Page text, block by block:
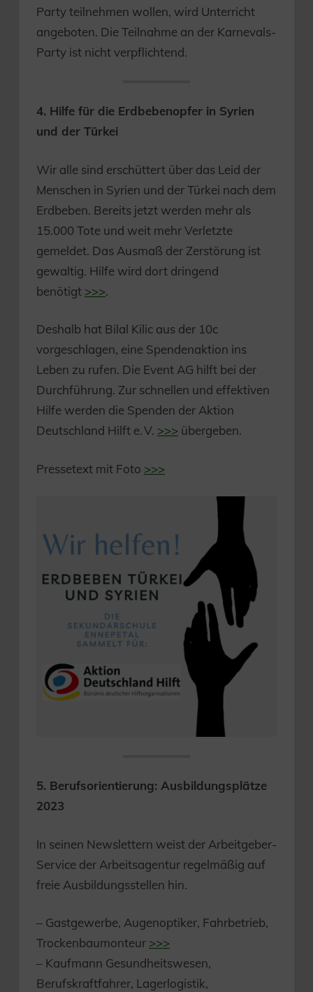
Party teilnehmen wollen, wird Unterricht
angeboten. Die Teilnahme an der Karnevals-
Party ist nicht verpflichtend.
4. Hilfe für die Erdbebenopfer in Syrien
und der Türkei
Wir alle sind erschüttert über das Leid der
Menschen in Syrien und der Türkei nach dem
Erdbeben. Bereits jetzt werden mehr als
15.000 Tote und weit mehr Verletzte
gemeldet. Das Ausmaß der Zerstörung ist
gewaltig. Hilfe wird dort dringend
benötigt >>>.
Deshalb hat Bilal Kilic aus der 10c
vorgeschlagen, eine Spendenaktion ins
Leben zu rufen. Die Event AG hilft bei der
Durchführung. Zur schnellen und effektiven
Hilfe werden die Spenden der Aktion
Deutschland Hilft e. V. >>> übergeben.
Pressetext mit Foto >>>
5. Berufsorientierung: Ausbildungsplätze
2023
In seinen Newslettern weist der Arbeitgeber-
Service der Arbeitsagentur regelmäßig auf
freie Ausbildungsstellen hin.
– Gastgewerbe, Augenoptiker, Fahrbetrieb,
Trockenbaumonteur >>>
– Kaufmann Gesundheitswesen,
Berufskraftfahrer, Lagerlogistik,